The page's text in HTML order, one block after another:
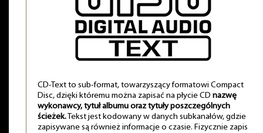
CD-Text to sub-format, towarzyszący formatowi Compact
Disc, dzięki któremu można zapisać na płycie CD nazwę
wykonawcy, tytuł albumu oraz tytuły poszczególnych
ścieżek. Tekst jest kodowany w danych subkanałów, gdzie
zapisywane są również informacje o czasie. Fizycznie zapis